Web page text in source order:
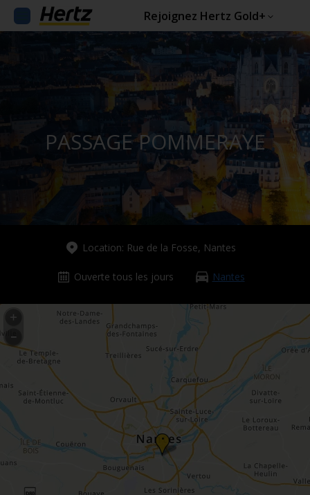
Rejoignez Hertz Gold+
PASSAGE POMMERAYE
Location: Rue de la Fosse, Nantes
Ouverte tous les jours Nantes
•